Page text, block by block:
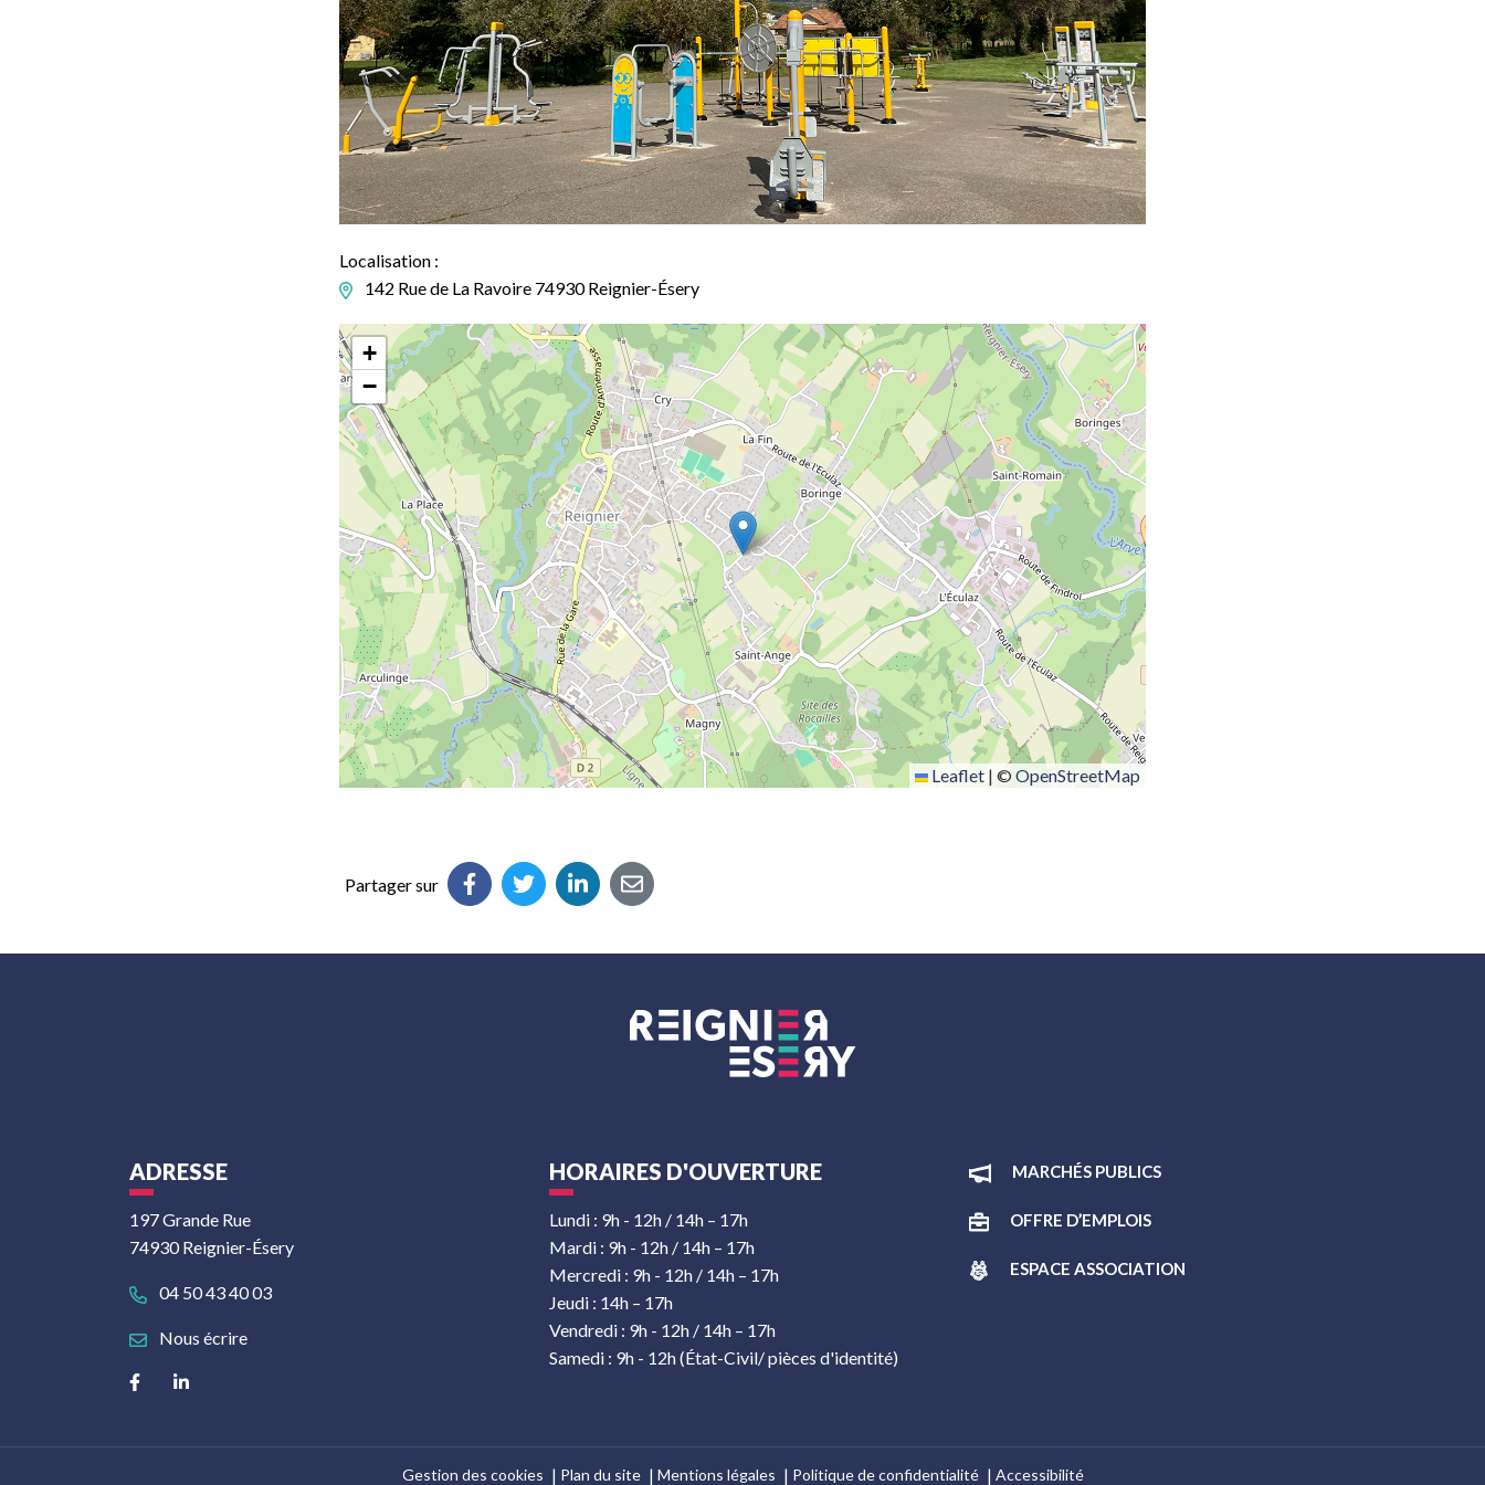
Localisation :
142 Rue de La Ravoire 74930 Reignier-Ésery
+
−
Leaflet | © OpenStreetMap
Partager sur
ADRESSE
197 Grande Rue
74930 Reignier-Ésery
04 50 43 40 03
Nous écrire
Lien vers le compte Facebook
Lien vers le compte Linkedin
HORAIRES D'OUVERTURE
Lundi : 9h - 12h / 14h – 17h
Mardi : 9h - 12h / 14h – 17h
Mercredi : 9h - 12h / 14h – 17h
Jeudi : 14h – 17h
Vendredi : 9h - 12h / 14h – 17h
Samedi : 9h - 12h (État-Civil/ pièces d'identité)
MARCHÉS PUBLICS
OFFRE D’EMPLOIS
ESPACE ASSOCIATION
Gestion des cookies Plan du site Mentions légales Politique de confidentialité Accessibilité